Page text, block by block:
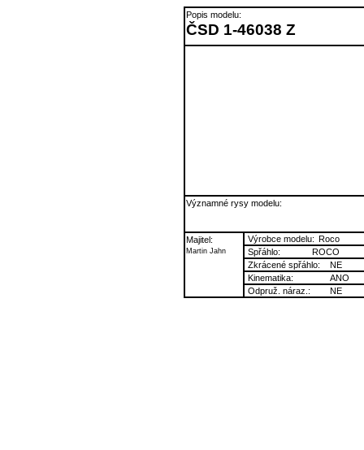
Popis modelu:
ČSD 1-46038 Z
Významné rysy modelu:
Majitel:
Martin Jahn
Výrobce modelu: Roco
Spřáhlo:
ROCO
Zkrácené spřáhlo:
NE
Kinematika:
ANO
Odpruž. náraz.:
NE